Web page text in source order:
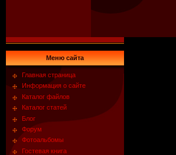
Меню сайта
Главная страница
Информация о сайте
Каталог файлов
Каталог статей
Блог
Форум
Фотоальбомы
Гостевая книга